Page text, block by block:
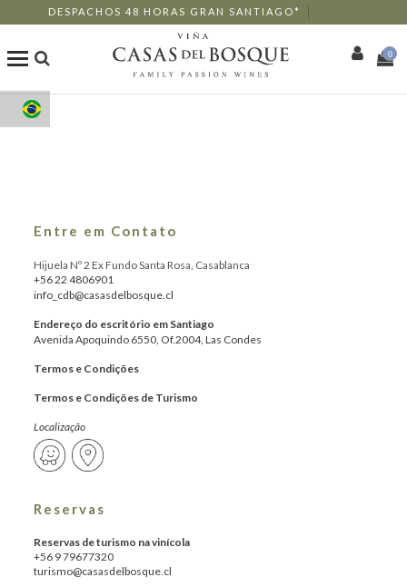
DESPACHOS 48 HORAS GRAN SANTIAGO*
Loja Online
Restaurantes
Eventos
Mais
0
Entre em Contato
Hijuela Nº 2 Ex Fundo Santa Rosa, Casablanca
+56 22 4806901
info_cdb@casasdelbosque.cl
Endereço do escritório em Santiago
Avenida Apoquindo 6550, Of.2004, Las Condes
Termos e Condições
Termos e Condições de Turismo
Localização
Reservas
Reservas de turismo na vinícola
+56 9 79677320
turismo@casasdelbosque.cl